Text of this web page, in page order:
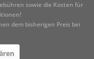
sowie die Kosten für
dem bisherigen Preis bei